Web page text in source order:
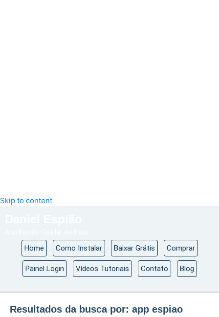
Skip to content
Home Como Instalar Baixar Grátis Comprar
Painel Login Vídeos Tutoriais Contato Blog
Resultados da busca por: app espiao